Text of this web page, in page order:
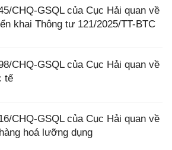
CHQ-GSQL của Cục Hải quan về
khai Thông tư 121/2025/TT-BTC
CHQ-GSQL của Cục Hải quan về
tế
CHQ-GSQL của Cục Hải quan về
hoá lưỡng dụng